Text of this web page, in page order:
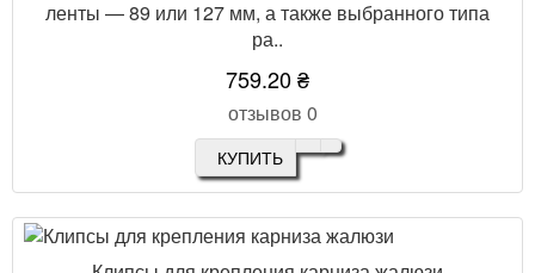
ленты — 89 или 127 мм, а также выбранного типа
ра..
759.20 ₴
отзывов 0
КУПИТЬ